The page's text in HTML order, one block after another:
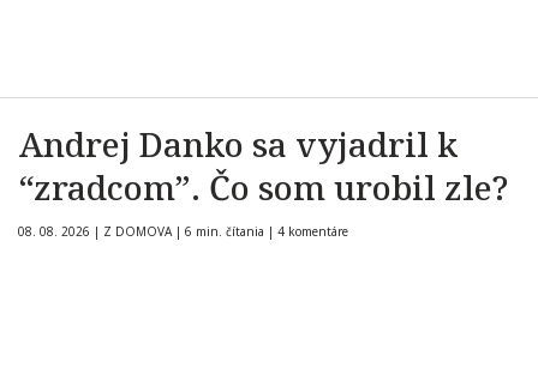
Andrej Danko sa vyjadril k
“zradcom”. Čo som urobil zle?
08. 08. 2026 | Z DOMOVA | 6 min. čítania | 4 komentáre